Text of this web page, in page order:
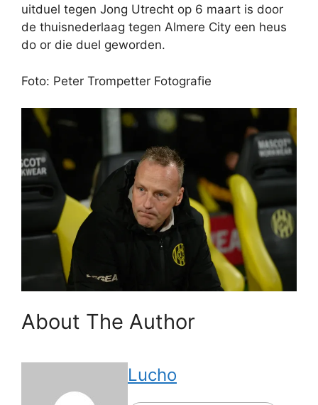
uitduel tegen Jong Utrecht op 6 maart is door
de thuisnederlaag tegen Almere City een heus
do or die duel geworden.
Foto: Peter Trompetter Fotografie
About The Author
Lucho